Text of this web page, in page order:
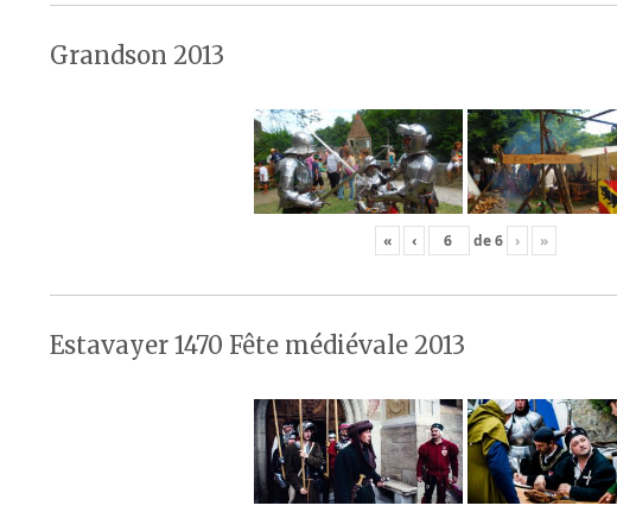
Grandson 2013
« ‹ de6 › »
Estavayer 1470 Fête médiévale 2013